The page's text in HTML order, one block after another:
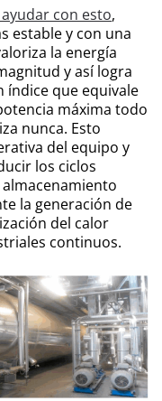
con esto,
estable y con una
la energía
y así logra
índice que equivale
máxima todo
nunca. Esto
del equipo y
los ciclos
la generación de
del calor
continuos.